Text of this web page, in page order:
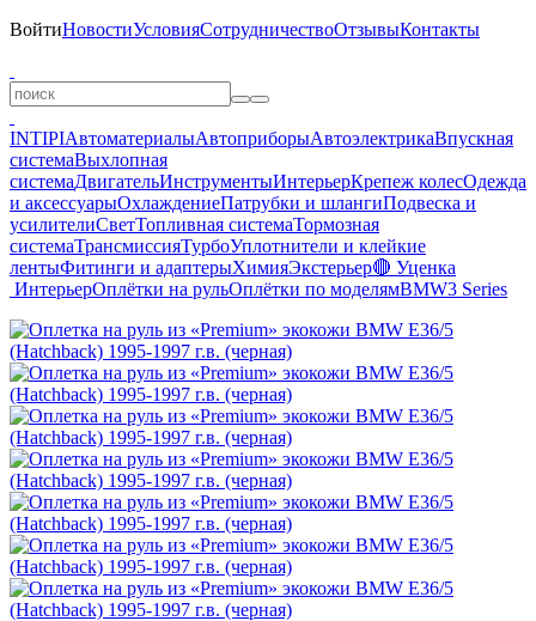
ВойтиНовостиУсловияСотрудничествоОтзывыКонтакты
INTIPIАвтоматериалыАвтоприборыАвтоэлектрикаВпускная
системаВыхлопная
системаДвигательИнструментыИнтерьерКрепеж колесОдежда
и аксессуарыОхлаждениеПатрубки и шлангиПодвеска и
усилителиСветТопливная системаТормозная
системаТрансмиссияТурбоУплотнители и клейкие
лентыФитинги и адаптерыХимияЭкстерьер🔴 Уценка
ИнтерьерОплётки на рульОплётки по моделямBMW3 Series